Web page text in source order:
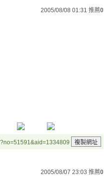
2005/08/08 01:31 推薦0
2005/08/07 23:03 推薦0